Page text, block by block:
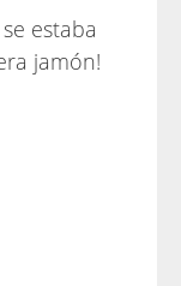
estaba
jamón!